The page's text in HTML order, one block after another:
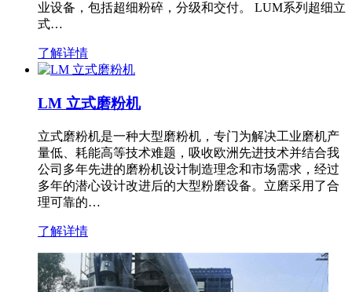
业设备，包括超细粉碎，分级和交付。 LUM系列超细立
式…
了解详情
LM 立式磨粉机
立式磨粉机是一种大型磨粉机，专门为解决工业磨机产
量低、耗能高等技术难题，吸收欧洲先进技术并结合我
公司多年先进的磨粉机设计制造理念和市场需求，经过
多年的潜心设计改进后的大型粉磨设备。立磨采用了合
理可靠的…
了解详情